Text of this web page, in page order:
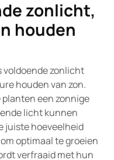
zonlicht,
houden
voldoende zonlicht
houden van zon.
planten een zonnige
licht kunnen
juiste hoeveelheid
optimaal te groeien
verfraaid met hun